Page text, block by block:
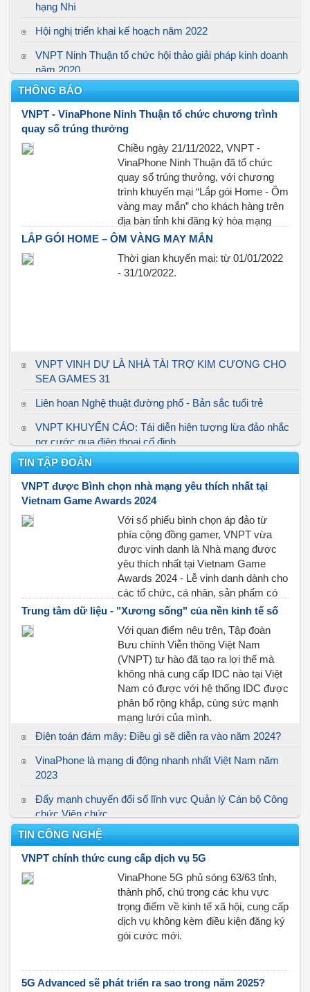
tháng cuối năm.
hạng Nhì
Hội nghị triển khai kế hoạch năm 2022
VNPT Ninh Thuận tổ chức hội thảo giải pháp kinh doanh
năm 2020
VNPT Ninh Thuận tổ chức Hội nghị sơ kết quý I năm
2021
Đẩy nhanh tiến độ xây dựng Đề án Đô thị thông minh cho
thành phố Phan Rang - Tháp Chàm
VNPT địa bàn Ninh Thuận chung tay hỗ trợ người dân
Văn Lâm yên tâm cách ly phòng, chống dịch Covid – 19
với số tiền ủng hộ 100 triệu đồng
THÔNG BÁO
VNPT - VinaPhone Ninh Thuận tổ chức chương trình
quay số trúng thưởng
Chiều ngày 21/11/2022, VNPT -
VinaPhone Ninh Thuận đã tổ chức
quay số trúng thưởng, với chương
trình khuyến mại “Lắp gói Home - Ôm
vàng may mắn” cho khách hàng trên
địa bàn tỉnh khi đăng ký hòa mạng
mới và hoàn công Gói
Data/FiberVNN+MyTV từ ngày
01/01/2022 - 31/10/2022.
LẮP GÓI HOME – ÔM VÀNG MAY MẮN
Thời gian khuyến mại: từ 01/01/2022
- 31/10/2022.
VNPT VINH DỰ LÀ NHÀ TÀI TRỢ KIM CƯƠNG CHO
SEA GAMES 31
Liên hoan Nghệ thuật đường phố - Bản sắc tuổi trẻ
VNPT KHUYẾN CÁO: Tái diễn hiện tượng lừa đảo nhắc
nợ cước qua điện thoại cố định
Hai tuyến cáp quang biển gặp sự cố
Thông báo chuyển đổi mã vùng ĐIỆN THOẠI CỐ ĐỊNH
TIN TẬP ĐOÀN
VNPT được Bình chọn nhà mạng yêu thích nhất tại
Vietnam Game Awards 2024
Với số phiếu bình chọn áp đảo từ
phía cộng đồng gamer, VNPT vừa
được vinh danh là Nhà mạng được
yêu thích nhất tại Vietnam Game
Awards 2024 - Lễ vinh danh dành cho
các tổ chức, cá nhân, sản phẩm có
thành tích, đóng góp nổi bật trong lĩnh
sự kiện Vietnam GameVerser 2024.
Trung tâm dữ liệu - "Xương sống" của nền kinh tế số
Với quan điểm nêu trên, Tập đoàn
Bưu chính Viễn thông Việt Nam
(VNPT) tự hào đã tạo ra lợi thế mà
không nhà cung cấp IDC nào tại Việt
Nam có được với hệ thống IDC được
phân bổ rộng khắp, cùng sức mạnh
mạng lưới của mình.
Điện toán đám mây: Điều gì sẽ diễn ra vào năm 2024?
VinaPhone là mạng di động nhanh nhất Việt Nam năm
2023
Đẩy mạnh chuyển đổi số lĩnh vực Quản lý Cán bộ Công
chức Viên chức
VNPT - Tiên phong cung cấp chữ ký số bằng phương
thức điện tử
Sắp diễn ra Diễn đàn quốc gia Phát triển doanh nghiệp
công nghệ số Việt Nam lần thứ tư
Doanh nghiệp hoạt động hiệu quả hơn nhờ chọn nhà
cung cấp hóa đơn điện tử uy tín
TIN CÔNG NGHỆ
VNPT chính thức cung cấp dịch vụ 5G
VinaPhone 5G phủ sóng 63/63 tỉnh,
thành phố, chú trọng các khu vực
trọng điểm về kinh tế xã hội, cung cấp
dịch vụ không kèm điều kiện đăng ký
gói cước mới.
5G Advanced sẽ phát triển ra sao trong năm 2025?